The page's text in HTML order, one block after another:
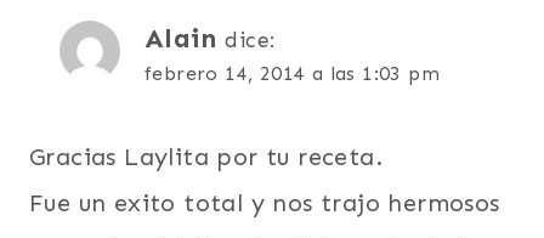
Alain dice:
febrero 14, 2014 a las 1:03 pm
Gracias Laylita por tu receta.
Fue un exito total y nos trajo hermosos